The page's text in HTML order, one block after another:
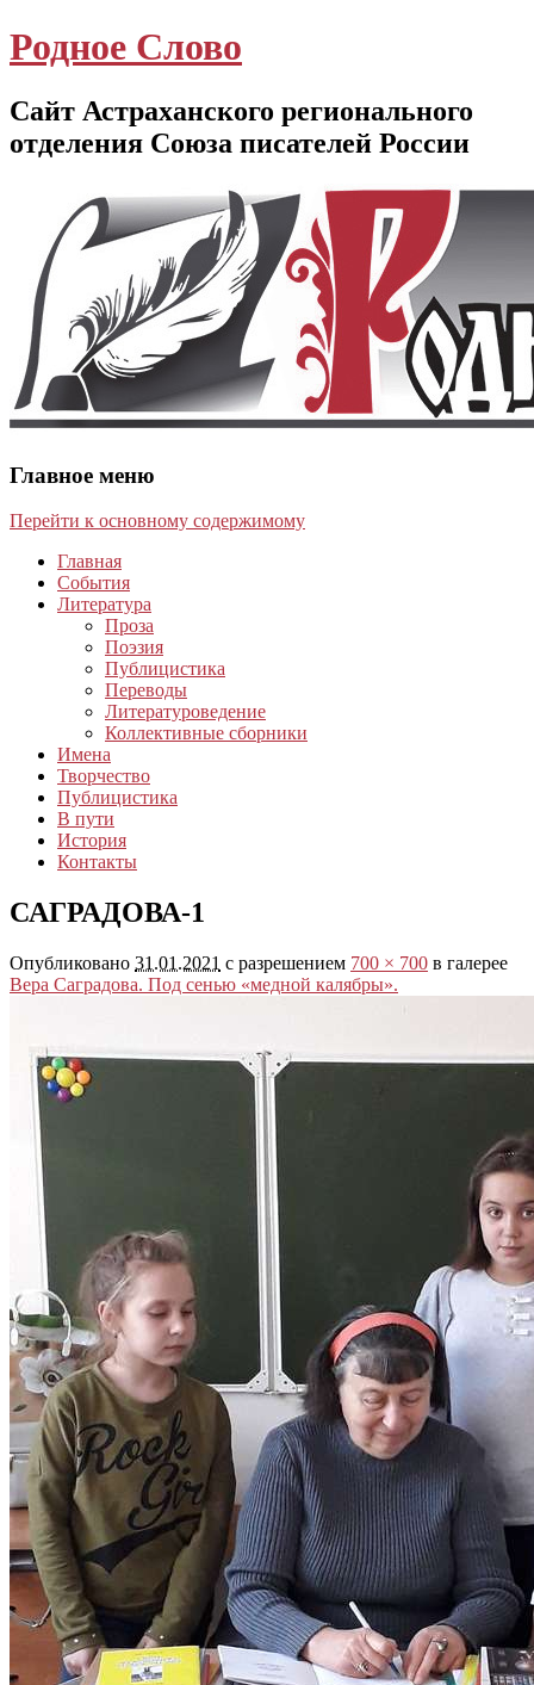
Родное Слово
Сайт Астраханского регионального
отделения Союза писателей России
Главное меню
Перейти к основному содержимому
Главная
События
Литература
Проза
Поэзия
Публицистика
Переводы
Литературоведение
Коллективные сборники
Имена
Творчество
Публицистика
В пути
История
Контакты
САГРАДОВА-1
Опубликовано 31.01.2021 с разрешением 700 × 700 в галерее
Вера Саградова. Под сенью «медной калябры».